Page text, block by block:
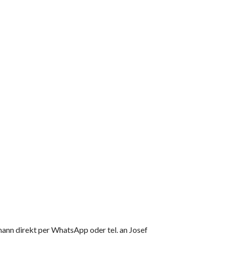
direkt per WhatsApp oder tel. an Josef